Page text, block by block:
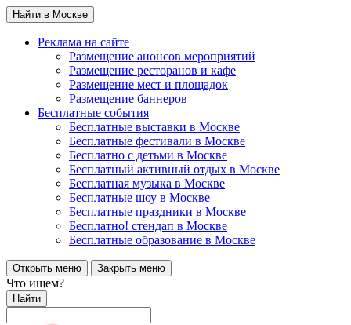
Найти в Москве
Реклама на сайте
Размещение анонсов мероприятий
Размещение ресторанов и кафе
Размещение мест и площадок
Размещение баннеров
Бесплатные события
Бесплатные выставки в Москве
Бесплатные фестивали в Москве
Бесплатно с детьми в Москве
Бесплатный активный отдых в Москве
Бесплатная музыка в Москве
Бесплатные шоу в Москве
Бесплатные праздники в Москве
Бесплатно! стендап в Москве
Бесплатные образование в Москве
Открыть меню Закрыть меню
Что ищем?
Найти